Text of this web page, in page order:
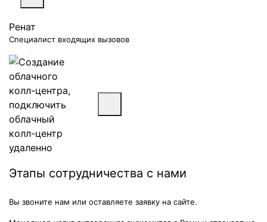
Ренат
Специалист входящих вызовов
Этапы сотрудничества с нами
Вы звоните нам или оставляете заявку на сайте.